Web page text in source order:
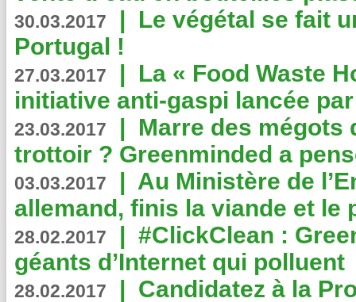
30.03.2017 | Le végétal se fait
Portugal !
27.03.2017 | La « Food Waste
initiative anti-gaspi lancée
23.03.2017 | Marre des mégots
trottoir ? Greenminded a
03.03.2017 | Au Ministère de
allemand, finis la viande et le
28.02.2017 | #ClickClean :
géants d’Internet qui polluent
28.02.2017 | Candidatez à la